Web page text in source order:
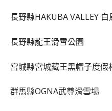
長野縣HAKUBA VALLEY
長野縣龍王滑雪公園
宮城縣宮城藏王黑帽子度假
群馬縣OGNA武尊滑雪場